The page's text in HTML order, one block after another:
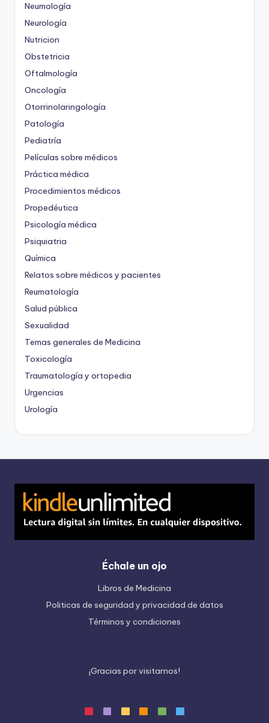
Neumología
Neurología
Nutricion
Obstetricia
Oftalmología
Oncología
Otorrinolaringología
Patología
Pediatría
Películas sobre médicos
Práctica médica
Procedimientos médicos
Propedéutica
Psicología médica
Psiquiatria
Química
Relatos sobre médicos y pacientes
Reumatología
Salud pública
Sexualidad
Temas generales de Medicina
Toxicología
Traumatología y ortopedia
Urgencias
Urología
Échale un ojo
Libros de Medicina
Politicas de seguridad y privacidad de datos
Términos y condiciones
¡Gracias porvisitarnos!